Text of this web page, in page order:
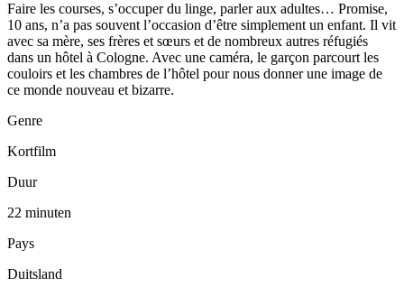
Faire les courses, s’occuper du linge, parler aux adultes… Promise,
10 ans, n’a pas souvent l’occasion d’être simplement un enfant. Il vit
avec sa mère, ses frères et sœurs et de nombreux autres réfugiés
dans un hôtel à Cologne. Avec une caméra, le garçon parcourt les
couloirs et les chambres de l’hôtel pour nous donner une image de
ce monde nouveau et bizarre.
Genre
Kortfilm
Duur
22 minuten
Pays
Duitsland